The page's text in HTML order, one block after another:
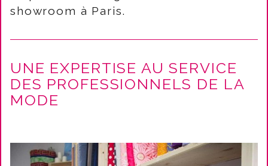
showroom à Paris.
UNE EXPERTISE AU SERVICE
DES PROFESSIONNELS DE LA
MODE